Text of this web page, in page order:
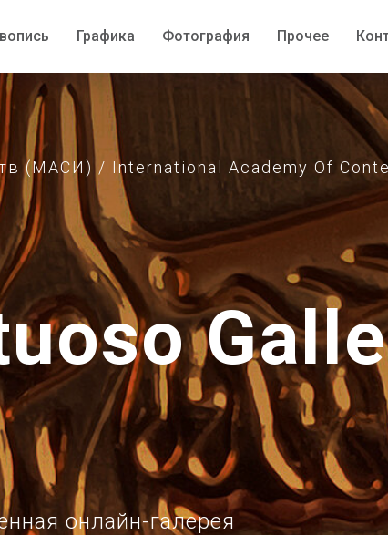
Графика Фотография Прочее
Графика Фотография Прочее
(МАСИ) / International Academy Of
онлайн-галерея